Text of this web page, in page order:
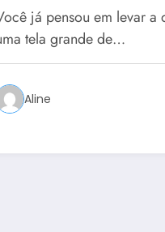
já pensou em levar a
tela grande de…
Aline